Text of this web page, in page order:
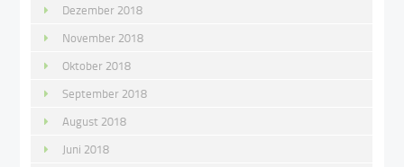
Dezember 2018
November 2018
Oktober 2018
September 2018
August 2018
Juni 2018